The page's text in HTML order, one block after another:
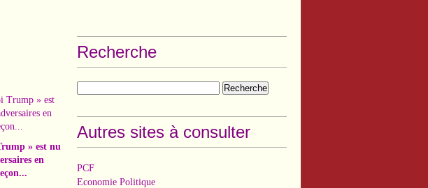
» est nu
en
Recherche
Autres sites à consulter
PCF
Economie Politique